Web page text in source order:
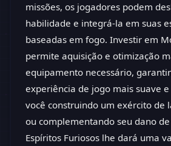
missões, os jogadores podem
habilidade e integrá-la em suas
baseadas em fogo. Investir em
permite aquisição e otimização
equipamento necessário,
experiência de jogo mais suave e
você construindo um exército de
ou complementando seu dano
Espíritos Furiosos lhe dará uma